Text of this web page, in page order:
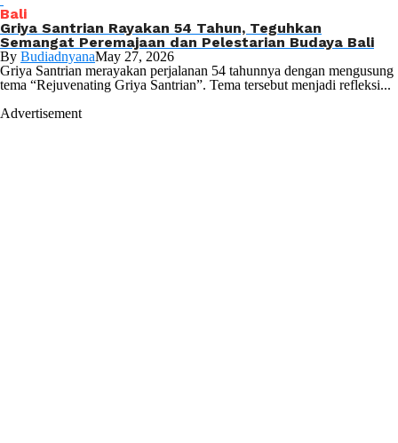
Bali
Griya Santrian Rayakan 54 Tahun, Teguhkan
Semangat Peremajaan dan Pelestarian Budaya Bali
By BudiadnyanaMay 27, 2026
Griya Santrian merayakan perjalanan 54 tahunnya dengan mengusung
tema “Rejuvenating Griya Santrian”. Tema tersebut menjadi refleksi...
Advertisement